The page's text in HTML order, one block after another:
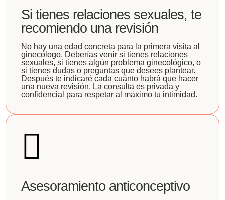
Si tienes relaciones sexuales, te
recomiendo una revisión
No hay una edad concreta para la primera visita al
ginecólogo. Deberías venir si tienes relaciones
sexuales, si tienes algún problema ginecológico, o
si tienes dudas o preguntas que desees plantear.
Después te indicaré cada cuánto habrá que hacer
una nueva revisión. La consulta es privada y
confidencial para respetar al máximo tu intimidad.
Asesoramiento anticonceptivo